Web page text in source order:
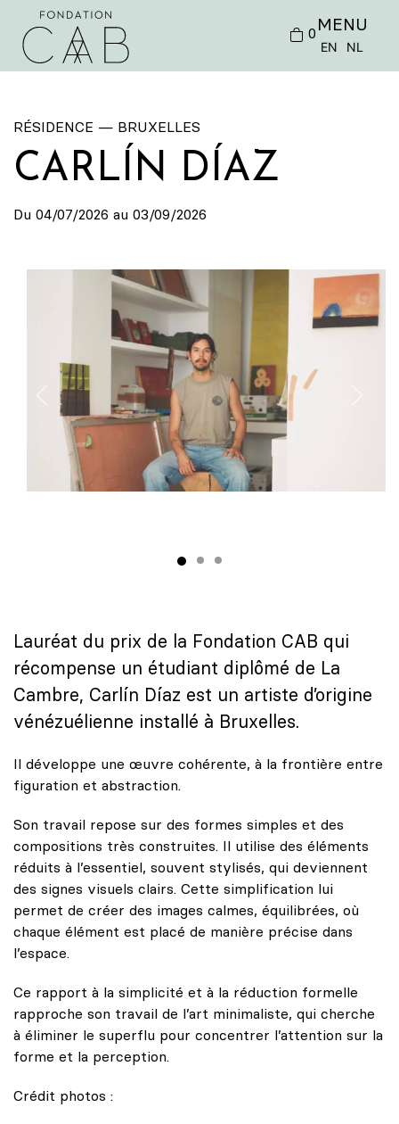
0 MENU
EN NL
RÉSIDENCE — BRUXELLES
CARLÍN DÍAZ
Du 04/07/2026 au 03/09/2026
Lauréat du prix de la Fondation CAB qui
récompense un étudiant diplômé de La
Cambre, Carlín Díaz est un artiste d’origine
vénézuélienne installé à Bruxelles.
Il développe une œuvre cohérente, à la frontière entre
figuration et abstraction.
Son travail repose sur des formes simples et des
compositions très construites. Il utilise des éléments
réduits à l’essentiel, souvent stylisés, qui deviennent
des signes visuels clairs. Cette simplification lui
permet de créer des images calmes, équilibrées, où
chaque élément est placé de manière précise dans
l’espace.
Ce rapport à la simplicité et à la réduction formelle
rapproche son travail de l’art minimaliste, qui cherche
à éliminer le superflu pour concentrer l’attention sur la
forme et la perception.
Crédit photos :